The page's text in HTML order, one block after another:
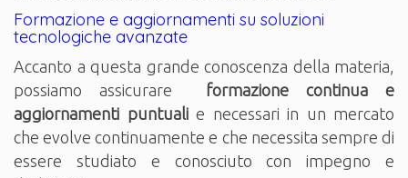
Formazione e aggiornamenti su soluzioni
tecnologiche avanzate
Accanto a questa grande conoscenza della materia,
possiamo assicurare formazione continua e
aggiornamenti puntualie necessari in un mercato
che evolve continuamente e che necessita sempre di
essere studiato e conosciuto con impegno e